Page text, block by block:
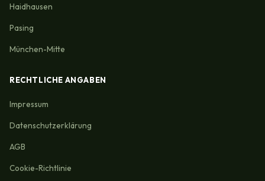
Haidhausen
Pasing
München-Mitte
RECHTLICHE ANGABEN
Impressum
Datenschutzerklärung
AGB
Cookie-Richtlinie